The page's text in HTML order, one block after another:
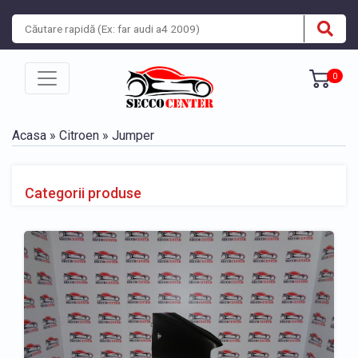
0
Acasa » Citroen » Jumper
Categorii produse
» Piese caroserie Citroen Jumper 2002-2006
» Piese caroserie Citroen Jumper 2006-2014
» Piese caroserie Citroen Jumper 2014-prezent
BARA, BANDOURI, GRILE
» Bara fata Citroen Jumper